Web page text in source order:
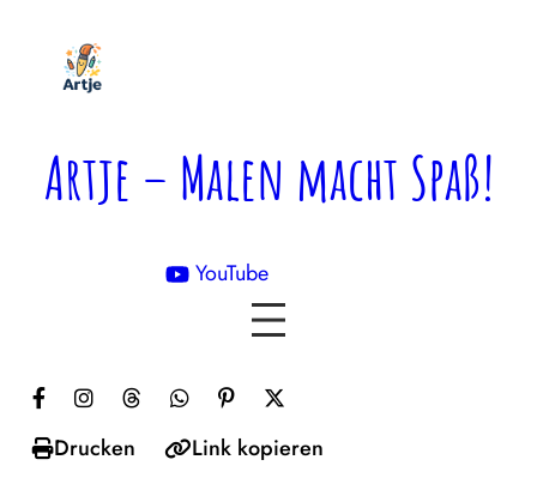
springen
Artje – Malen macht Spaß!
YouTube

Drucken Link kopieren